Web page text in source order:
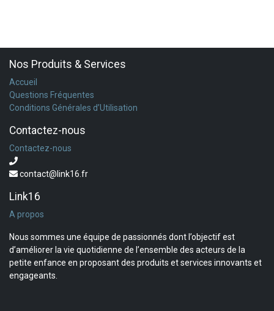
Nos Produits & Services
Accueil
Questions Fréquentes
Conditions Générales d’Utilisation
Contactez-nous
Contactez-nous
contact@link16.fr
Link16
A propos
Nous sommes une équipe de passionnés dont l’objectif est
d’améliorer la vie quotidienne de l’ensemble des acteurs de la
petite enfance en proposant des produits et services innovants et
engageants.